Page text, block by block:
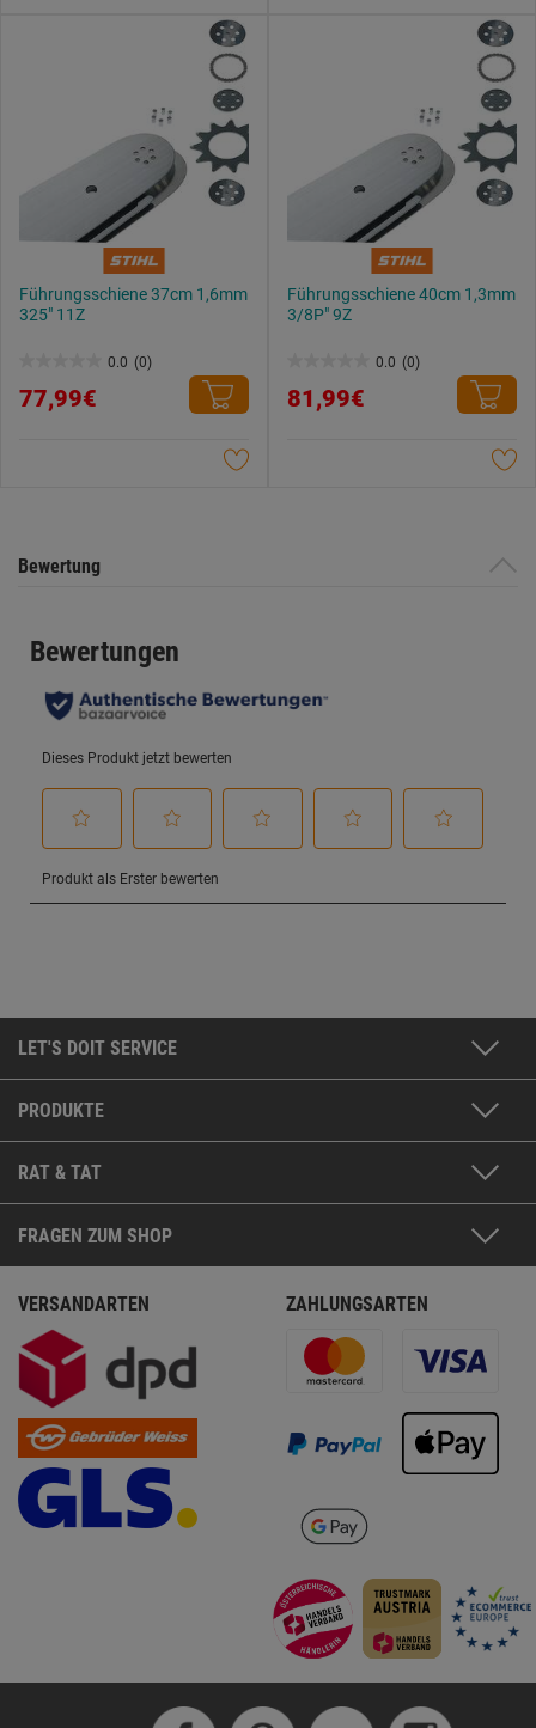
Führungsschiene 37cm 1,6mm
325" 11Z
0.0 (0)
von
77,99€
Führungsschiene 40cm 1,3mm
3/8P" 9Z
0.0 (0)
von
81,99€
Bewertung
LET'S DOIT SERVICE
PRODUKTE
RAT & TAT
FRAGEN ZUM SHOP
VERSANDARTEN ZAHLUNGSARTEN
Datenschutzerklärung